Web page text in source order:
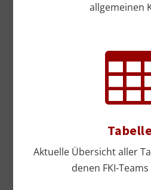
allgemeinen
Aktuelle Übersicht aller
denen FKI-